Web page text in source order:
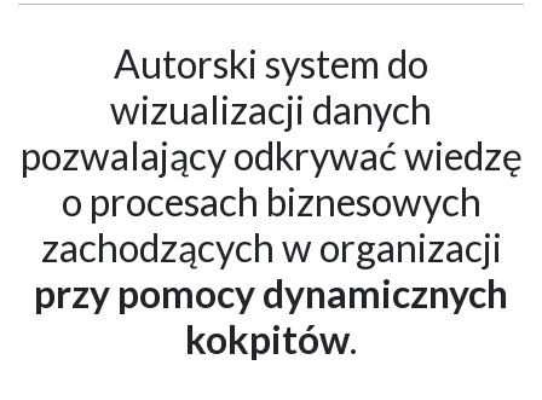
Autorski system do
wizualizacji danych
pozwalający odkrywać wiedzę
o procesach biznesowych
zachodzących w organizacji
przy pomocy dynamicznych
kokpitów.